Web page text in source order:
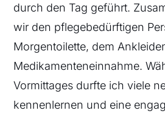
durch den Tag geführt.
wir den pflegebedürftigen
Morgentoilette, dem
Medikamenteneinnahme.
Vormittages durfte ich viele
kennenlernen und eine